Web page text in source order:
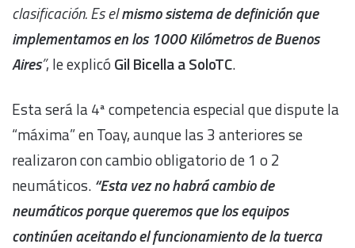
clasificación. Es elmismo sistema de definición que
implementamos en los 1000 Kilómetros de Buenos
Aires”, le explicó Gil Bicella a SoloTC.
Esta será la 4ª competencia especial que dispute la
“máxima” en Toay, aunque las 3 anteriores se
realizaron con cambio obligatorio de 1 o 2
neumáticos. “Esta vez no habrá cambio de
neumáticos porque queremos que los equipos
continúen aceitando el funcionamiento de la tuerca